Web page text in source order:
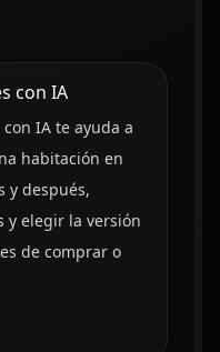
con IA
IA te ayuda a
habitación en
y después,
y elegir la versión
de comprar o